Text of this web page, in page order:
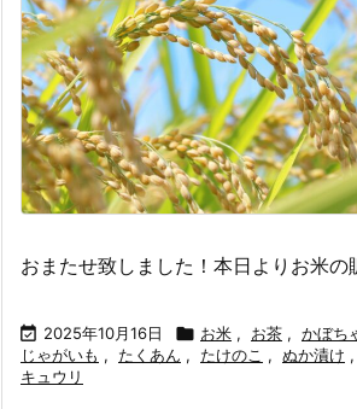
おまたせ致しました！本日よりお米の
 2025年10月16日  お米 , お茶 , かぼち
じゃがいも , たくあん , たけのこ , ぬか漬け ,
キュウリ